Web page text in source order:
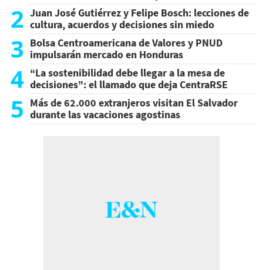
2 Juan José Gutiérrez y Felipe Bosch: lecciones de
cultura, acuerdos y decisiones sin miedo
3 Bolsa Centroamericana de Valores y PNUD
impulsarán mercado en Honduras
4 “La sostenibilidad debe llegar a la mesa de
decisiones”: el llamado que deja CentraRSE
5 Más de 62.000 extranjeros visitan El Salvador
durante las vacaciones agostinas